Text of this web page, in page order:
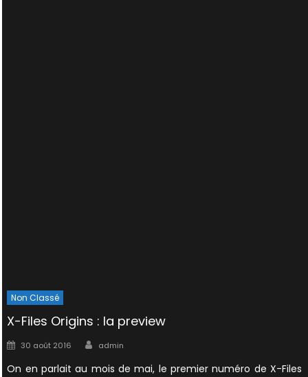
Non Classé
X-Files Origins : la preview
Posted
30 août 2016 Author
admin
On en parlait au mois de mai, le premier numéro de X-Files